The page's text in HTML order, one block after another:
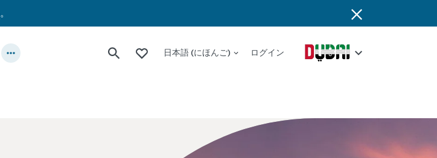
。
日本語 (にほんご) ログイン